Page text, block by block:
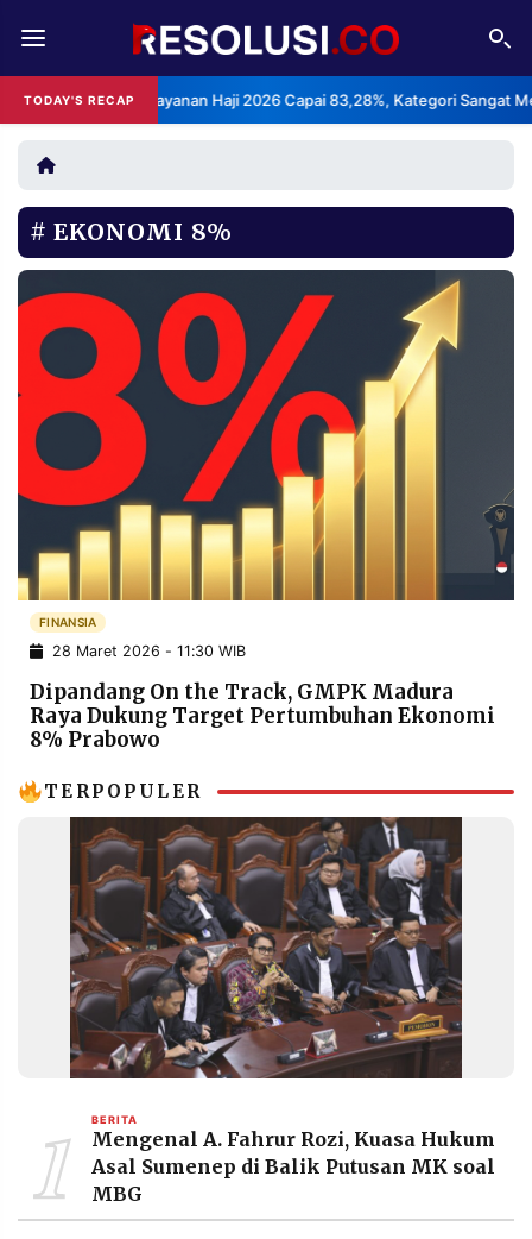
TODAY'S RECAP
Kepuasan Layanan Haji 2026 Capai 83,28%, Kategori Sangat
REDAKSI TENTANG
RESOLUSI IKLAN
RUBRIKASI
EDITORIAL AKSARA
PERSONA
DAERAH NASIONAL
MANCA SPORT
INFORMASI
PRIVACY
POLICY
BERITA
WARGA
INFORMASI
IKLAN
KIRIM
PENGADUAN TERM
OF
SERVICE
IKUTI
RESOLUSI
MEDIA
©
Resolusi.co
-
EKONOMI 8%
FINANSIA
28 Maret 2026 - 11:30 WIB
Dipandang On the Track, GMPK Madura
Raya Dukung Target Pertumbuhan Ekonomi
8% Prabowo
TERPOPULER
1 BERITA
Mengenal A. Fahrur Rozi, Kuasa Hukum
Asal Sumenep di Balik Putusan MK soal
MBG